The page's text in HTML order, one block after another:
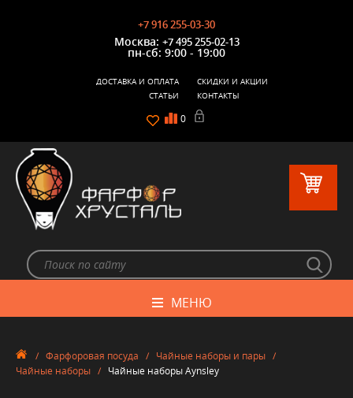
+7 916 255-03-30
Москва: +7 495 255-02-13
пн-сб: 9:00 - 19:00
0
ДОСТАВКА И ОПЛАТА
СКИДКИ И АКЦИИ
СТАТЬИ
КОНТАКТЫ
МЕНЮ
/ Фарфоровая посуда / Чайные наборы и пары /
Чайные наборы / Чайные наборы Aynsley